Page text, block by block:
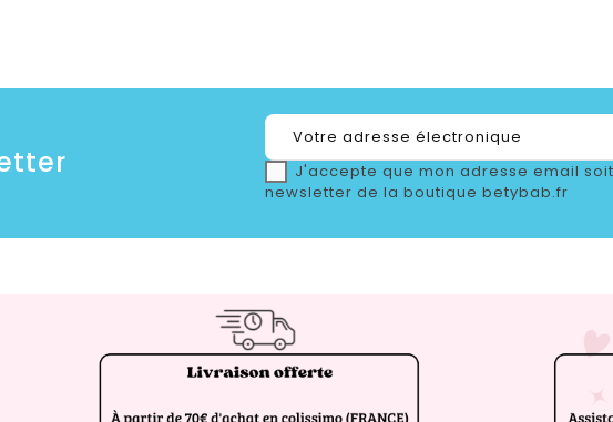
J'accepte que mon adresse email
newsletter de la boutique betybab.fr